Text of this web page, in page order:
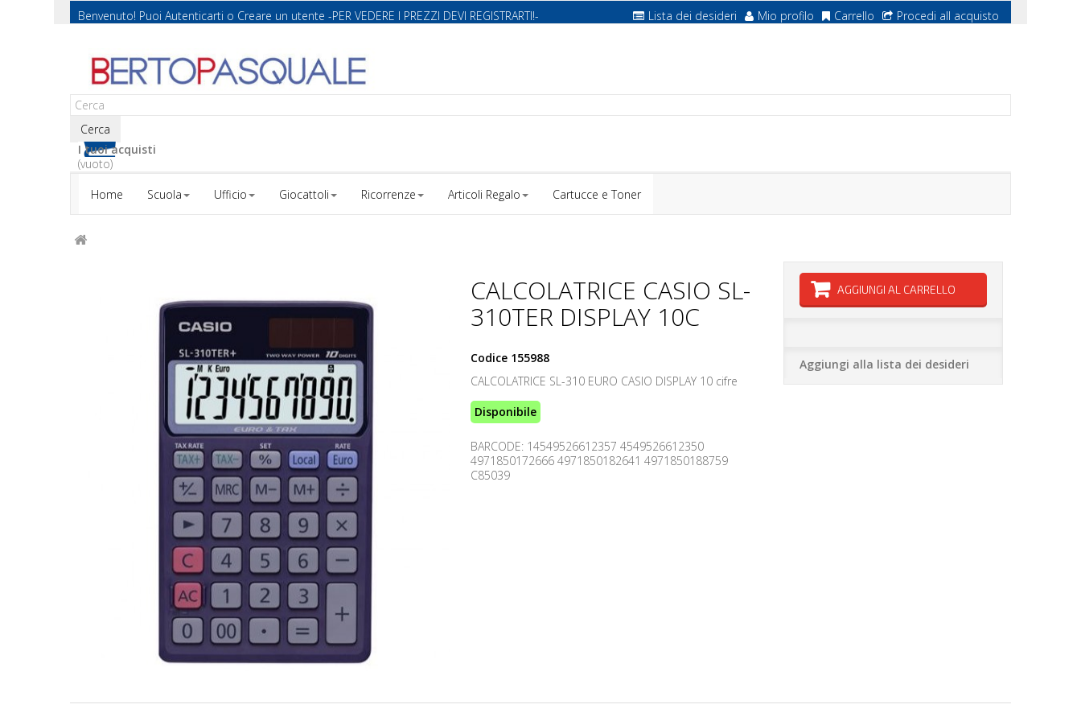
Benvenuto! Puoi Autenticarti o Creare un utente -PER VEDERE I PREZZI DEVI REGISTRARTI!- Lista dei desideri Mio profilo Carrello Procedi all acquisto
Cerca
I tuoi acquisti
(vuoto)
Home
Scuola Ufficio Giocattoli Ricorrenze Articoli Regalo Cartucce e Toner
CALCOLATRICE CASIO SL-
310TER DISPLAY 10C
Codice 155988
CALCOLATRICE SL-310 EURO CASIO DISPLAY 10 cifre
Disponibile
BARCODE: 14549526612357 4549526612350
4971850172666 4971850182641 4971850188759
C85039
AGGIUNGI AL CARRELLO
Aggiungi alla lista dei desideri